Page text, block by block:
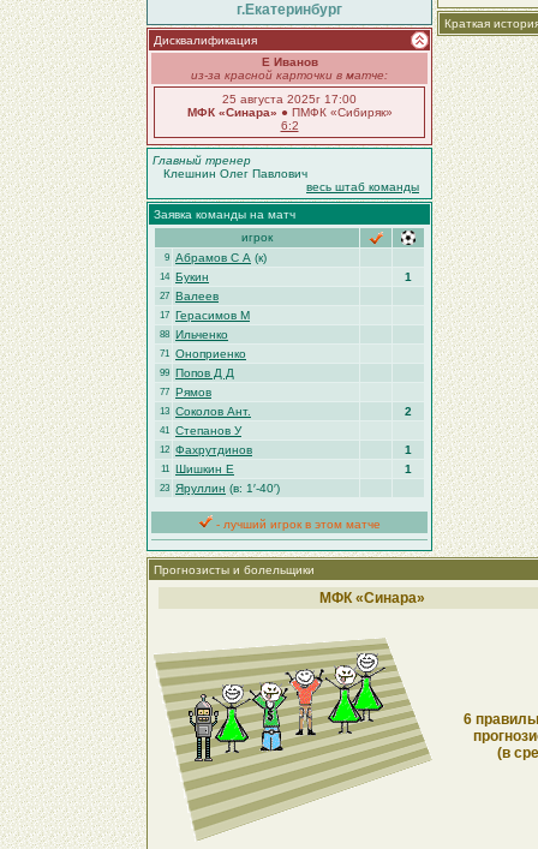
г.Екатеринбург
Дисквалификация
Е Иванов
из-за красной карточки в матче:
25 августа 2025г 17:00
МФК «Синара» ● ПМФК «Сибиряк»
6:2
Главный тренер
Клешнин Олег Павлович
весь штаб команды
Заявка команды на матч
игрок
9 Абрамов С А (к)
14 Букин 1
27 Валеев
17 Герасимов М
88 Ильченко
71 Оноприенко
99 Попов Д Д
77 Рямов
13 Соколов Ант. 2
41 Степанов У
12 Фахрутдинов 1
11 Шишкин Е 1
23 Яруллин (в: 1′-40′)
- лучший игрок в этом матче
Краткая
Прогнозисты и болельщики
МФК «Синара»
6
(в